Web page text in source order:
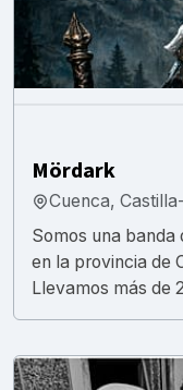
Mördark
Cuenca,
Somos una
en la provincia de
Llevamos más de